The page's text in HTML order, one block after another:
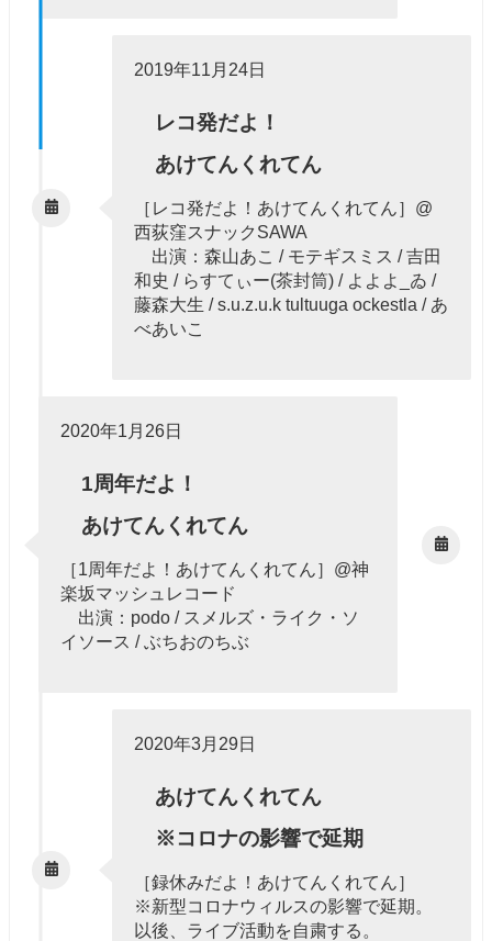
2019年11月24日
レコ発だよ！
あけてんくれてん
［レコ発だよ！あけてんくれてん］@
西荻窪スナックSAWA
出演：森山あこ / モテギスミス / 吉田
和史 / らすてぃー(茶封筒) / よよよ_ゐ /
藤森大生 / s.u.z.u.k tultuuga ockestla / あ
べあいこ
2020年1月26日
1周年だよ！
あけてんくれてん
［1周年だよ！あけてんくれてん］@神
楽坂マッシュレコード
出演：podo / スメルズ・ライク・ソ
イソース / ぶちおのちぶ
2020年3月29日
あけてんくれてん
※コロナの影響で延期
［録休みだよ！あけてんくれてん］
※新型コロナウィルスの影響で延期。
以後、ライブ活動を自粛する。